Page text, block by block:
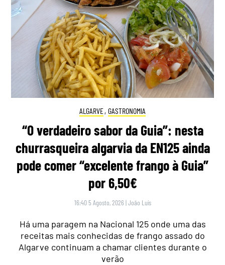
ALGARVE, GASTRONOMIA
“O verdadeiro sabor da Guia”: nesta
churrasqueira algarvia da EN125 ainda
pode comer “excelente frango à Guia”
por 6,50€
16:40 5 Agosto, 2026 |João Luís
Há uma paragem na Nacional 125 onde uma das
receitas mais conhecidas de frango assado do
Algarve continuam a chamar clientes durante o
verão